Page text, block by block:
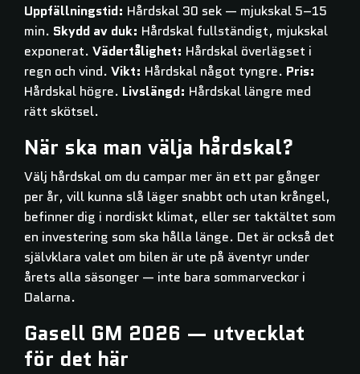
Uppfällningstid: Hårdskal 30 sek — mjukskal 5–15
min. Skydd av duk: Hårdskal fullständigt, mjukskal
exponerat. Vädertålighet: Hårdskal överlägset i
regn och vind. Vikt: Hårdskal något tyngre. Pris:
Hårdskal högre. Livslängd: Hårdskal längre med
rätt skötsel.
När ska man välja hårdskal?
Välj hårdskal om du campar mer än ett par gånger
per år, vill kunna slå läger snabbt och utan krångel,
befinner dig i nordiskt klimat, eller ser taktältet som
en investering som ska hålla länge. Det är också det
självklara valet om bilen är ute på äventyr under
årets alla säsonger — inte bara sommarveckor i
Dalarna.
Gasell GM 2026 — utvecklat
för det här